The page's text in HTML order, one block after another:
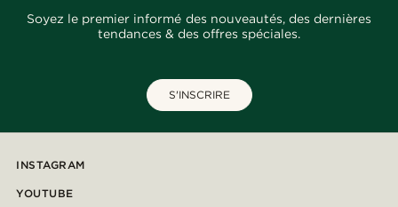
Soyez le premier informé des nouveautés, des dernières
tendances & des offres spéciales.
S'INSCRIRE
INSTAGRAM
YOUTUBE